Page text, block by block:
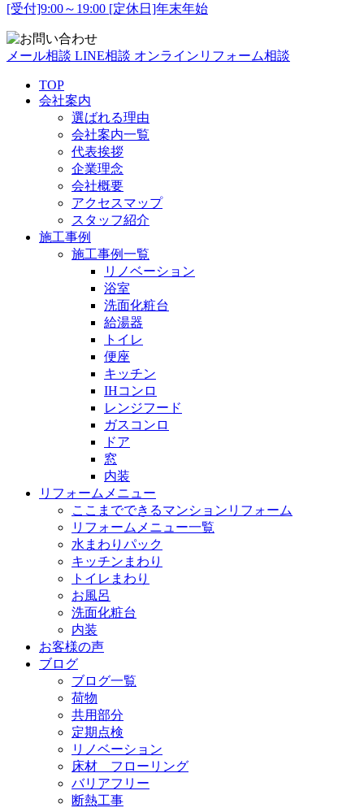
[受付]9:00～19:00 [定休日]年末年始
メール相談 LINE相談 オンラインリフォーム相談
TOP
会社案内
選ばれる理由
会社案内一覧
代表挨拶
企業理念
会社概要
アクセスマップ
スタッフ紹介
施工事例
施工事例一覧
リノベーション
浴室
洗面化粧台
給湯器
トイレ
便座
キッチン
IHコンロ
レンジフード
ガスコンロ
ドア
窓
内装
リフォームメニュー
ここまでできるマンションリフォーム
リフォームメニュー一覧
水まわりパック
キッチンまわり
トイレまわり
お風呂
洗面化粧台
内装
お客様の声
ブログ
ブログ一覧
荷物
共用部分
定期点検
リノベーション
床材 フローリング
バリアフリー
断熱工事